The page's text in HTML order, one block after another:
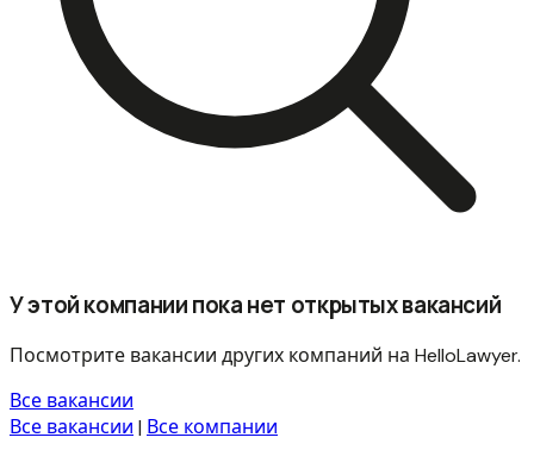
У этой компании пока нет открытых вакансий
Посмотрите вакансии других компаний на HelloLawyer.
Все вакансии
Все вакансии | Все компании